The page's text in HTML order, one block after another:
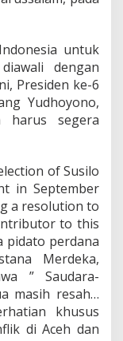
untuk
dengan
Presiden ke-6
Yudhoyono,
harus segera
of Susilo
in September
a resolution to
to this
pidato perdana
Merdeka,
” Saudara-
masih resah…
khusus
di Aceh dan